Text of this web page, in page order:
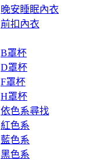
晚安睡眠內衣
前扣內衣
B罩杯
D罩杯
F罩杯
H罩杯
依色系尋找
紅色系
藍色系
黑色系